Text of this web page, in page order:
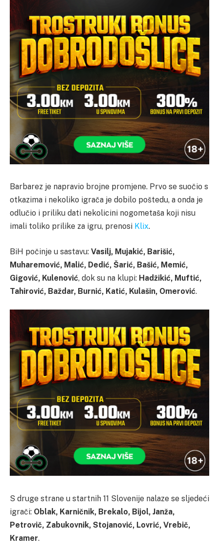
Barbarez je napravio brojne promjene. Prvo se suočio s
otkazima i nekoliko igrača je dobilo poštedu, a onda je
odlučio i priliku dati nekolicini nogometaša koji nisu
imali toliko prilike za igru, prenosi Klix.
BiH počinje u sastavu: Vasilj, Mujakić, Barišić,
Muharemović, Malić, Dedić, Šarić, Bašić, Memić,
Gigović, Kulenović, dok su na klupi: Hadžikić, Muftić,
Tahirović, Baždar, Burnić, Katić, Kulašin, Omerović.
S druge strane u startnih 11 Slovenije nalaze se sljedeći
igrači: Oblak, Karničnik, Brekalo, Bijol, Janža,
Petrovič, Zabukovnik, Stojanović, Lovrić, Vrebič,
Kramer.